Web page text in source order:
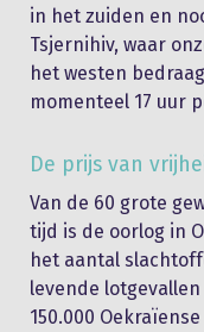
in het zuiden en
Tsjernihiv, waar
het westen
momenteel 17 uur
De prijs van
Van de 60 grote
tijd is de oorlog in
het aantal
levende
150.000